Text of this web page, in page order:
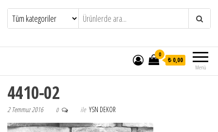
Menü
0
₺ 0,00
4410-02
2 Temmuz 2016 0 ile YSN DEKOR